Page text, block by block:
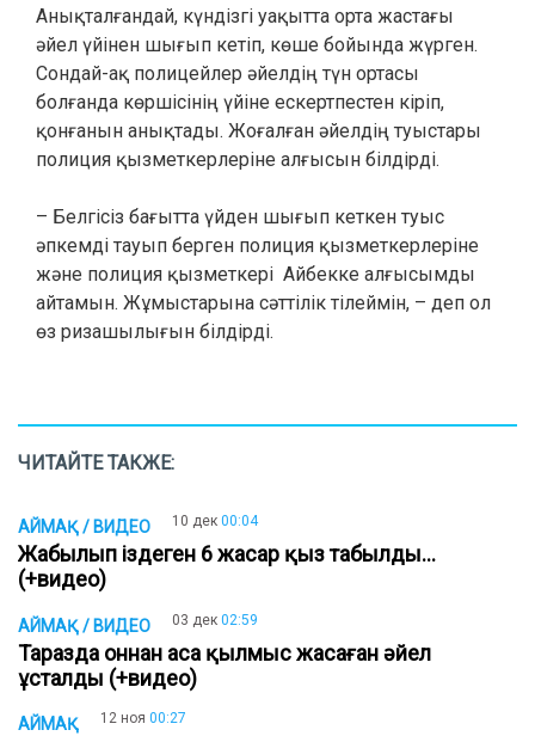
Анықталғандай, күндізгі уақытта орта жастағы
әйел үйінен шығып кетіп, көше бойында жүрген.
Сондай-ақ полицейлер әйелдің түн ортасы
болғанда көршісінің үйіне ескертпестен кіріп,
қонғанын анықтады. Жоғалған әйелдің туыстары
полиция қызметкерлеріне алғысын білдірді.
– Белгісіз бағытта үйден шығып кеткен туыс
әпкемді тауып берген полиция қызметкерлеріне
және полиция қызметкері Айбекке алғысымды
айтамын. Жұмыстарына сәттілік тілеймін, – деп ол
өз ризашылығын білдірді.
ЧИТАЙТЕ ТАКЖЕ:
АЙМАҚ / ВИДЕО 10 дек 00:04
Жабылып іздеген 6 жасар қыз табылды...
(+видео)
АЙМАҚ / ВИДЕО 03 дек 02:59
Таразда оннан аса қылмыс жасаған әйел
ұсталды (+видео)
АЙМАҚ 12 ноя 00:27